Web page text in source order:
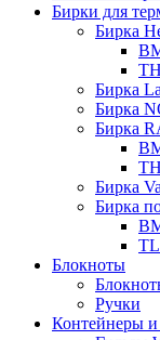
Бирки для
Бирка
Бирка
Бирка
Бирка
Бирка
Бирка
Блокноты
Ручки
Контейнеры и